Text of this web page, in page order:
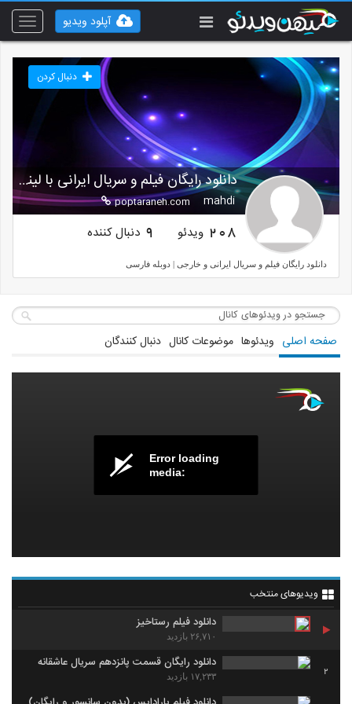
Toggle
آپلود ویدیو
دانلود رایگان فیلم و سریال ایرانی با لینک مستقیم
mahdi
poptaraneh.com
دنبال کردن
208 ویدئو 9 دنبال کننده
دانلود رایگان فیلم و سریال ایرانی و خارجی | دوبله فارسی
صفحه اصلی ویدئوها موضوعات کانال دنبال کنندگان
Error loading
media:
ویدیوهای منتخب
دانلود فیلم رستاخیز
۲۶,۷۱۰ بازدید
2
دانلود رایگان قسمت پانزدهم سریال عاشقانه
۱۷,۲۳۳ بازدید